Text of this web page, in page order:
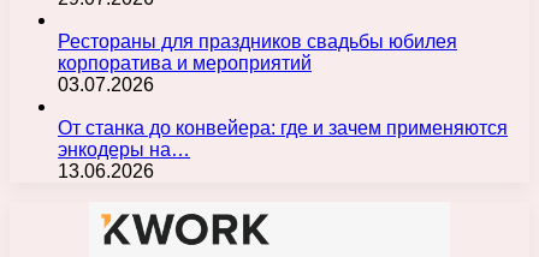
Рестораны для праздников свадьбы юбилея
корпоратива и мероприятий
03.07.2026
От станка до конвейера: где и зачем применяются
энкодеры на…
13.06.2026